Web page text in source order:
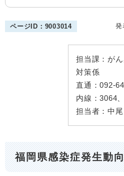
ページID：9003014 発
担当課： が
対策係
直通：092-
内線：3064
担当者： 中
福岡県感染症発生動